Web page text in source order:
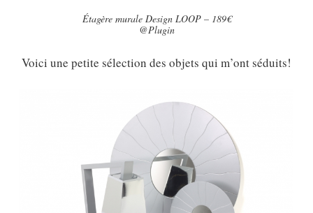
Étagère murale Design LOOP – 189€
@Plugin
Voici une petite sélection des objets qui m’ont séduits!